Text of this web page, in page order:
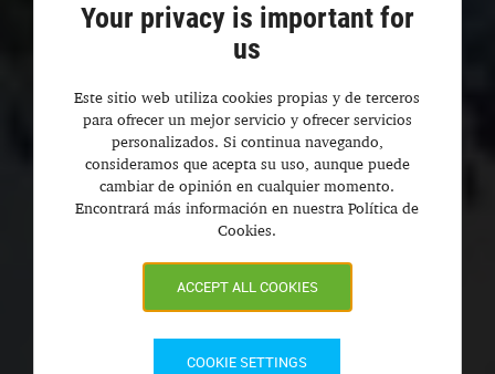
Your privacy is important for
us
Este sitio web utiliza cookies propias y de terceros
para ofrecer un mejor servicio y ofrecer servicios
personalizados. Si continua navegando,
consideramos que acepta su uso, aunque puede
cambiar de opinión en cualquier momento.
Encontrará más información en nuestra Política de
Cookies.
ACCEPT ALL COOKIES
COOKIE SETTINGS